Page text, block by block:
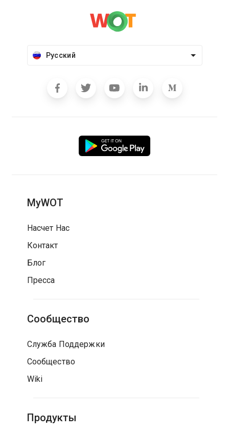
Русский
MyWOT
Насчет Нас
Контакт
Блог
Пресса
Сообщество
Служба Поддержки
Сообщество
Wiki
Продукты